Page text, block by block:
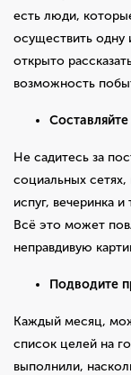
есть люди,
осуществить одну
открыто
возможность
Не садитесь за
социальных
испуг, вечеринка
Всё это может
неправдивую
Подводите
Каждый месяц,
список целей на
выполнили,